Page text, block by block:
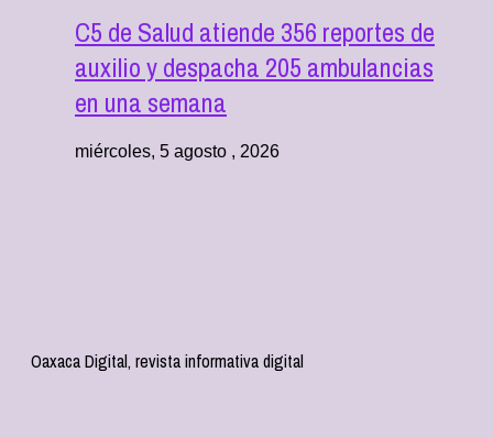
C5 de Salud atiende 356 reportes de
auxilio y despacha 205 ambulancias
en una semana
miércoles, 5 agosto , 2026
Oaxaca Digital, revista informativa digital